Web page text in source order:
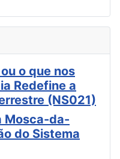
o que nos
Redefine a
(NS021)
Mosca-da-
do Sistema